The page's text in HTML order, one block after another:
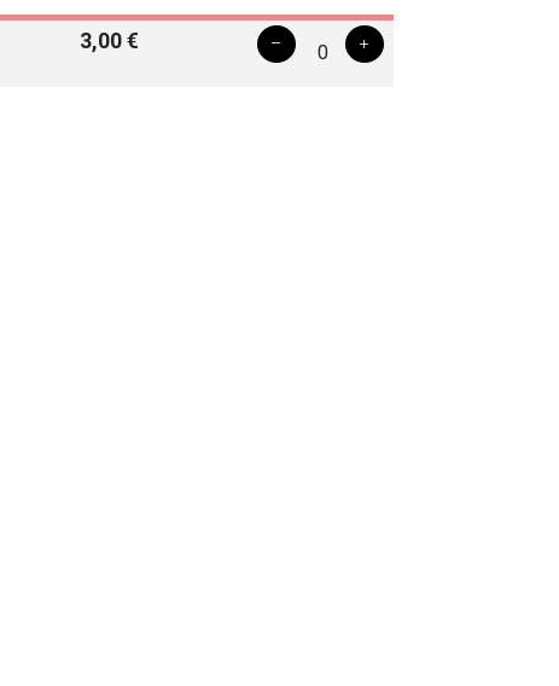
3,00 € 0